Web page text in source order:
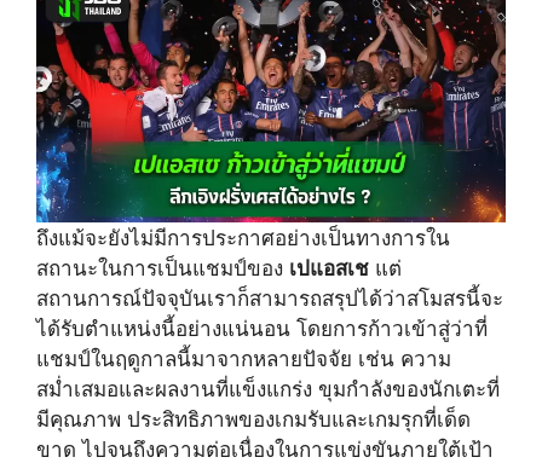
ถึงแม้จะยังไม่มีการประกาศอย่างเป็นทางการใน
สถานะในการเป็นแชมป์ของ เปแอสเช แต่
สถานการณ์ปัจจุบันเราก็สามารถสรุปได้ว่าสโมสรนี้จะ
ได้รับตำแหน่งนี้อย่างแน่นอน โดยการก้าวเข้าสู่ว่าที่
แชมป์ในฤดูกาลนี้มาจากหลายปัจจัย เช่น ความ
สม่ำเสมอและผลงานที่แข็งแกร่ง ขุมกำลังของนักเตะที่
มีคุณภาพ ประสิทธิภาพของเกมรับและเกมรุกที่เด็ด
ขาด ไปจนถึงความต่อเนื่องในการแข่งขันภายใต้เป้า